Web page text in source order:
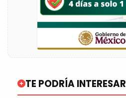
TE PODRÍA INTERESAR